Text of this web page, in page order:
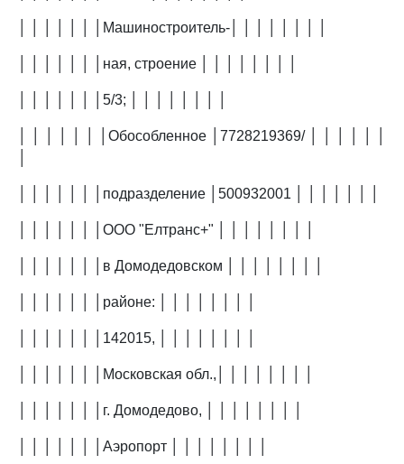
│ │ │ │ │ │ │Машиностроитель-│ │ │ │ │ │ │ │
│ │ │ │ │ │ │ная, строение │ │ │ │ │ │ │ │
│ │ │ │ │ │ │5/3; │ │ │ │ │ │ │ │
│ │ │ │ │ │ │Обособленное │7728219369/ │ │ │ │ │ │
│ │ │ │ │ │ │подразделение │500932001 │ │ │ │ │ │ │
│ │ │ │ │ │ │ООО "Елтранс+" │ │ │ │ │ │ │ │
│ │ │ │ │ │ │в Домодедовском │ │ │ │ │ │ │ │
│ │ │ │ │ │ │районе: │ │ │ │ │ │ │ │
│ │ │ │ │ │ │142015, │ │ │ │ │ │ │ │
│ │ │ │ │ │ │Московская обл.,│ │ │ │ │ │ │ │
│ │ │ │ │ │ │г. Домодедово, │ │ │ │ │ │ │ │
│ │ │ │ │ │ │Аэропорт │ │ │ │ │ │ │ │